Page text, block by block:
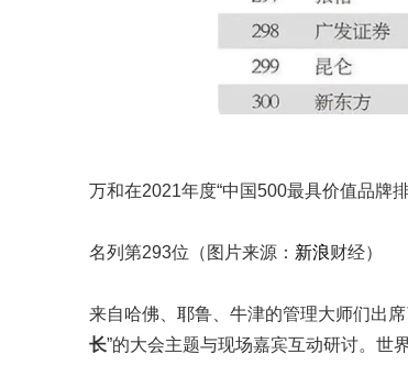
万和在2021年度“中国500最具价值品牌
名列第293位（图片来源： 新浪财经）
来自哈佛、耶鲁、牛津的管理大师们出
长”的大会主题与现场嘉宾互动研讨。世